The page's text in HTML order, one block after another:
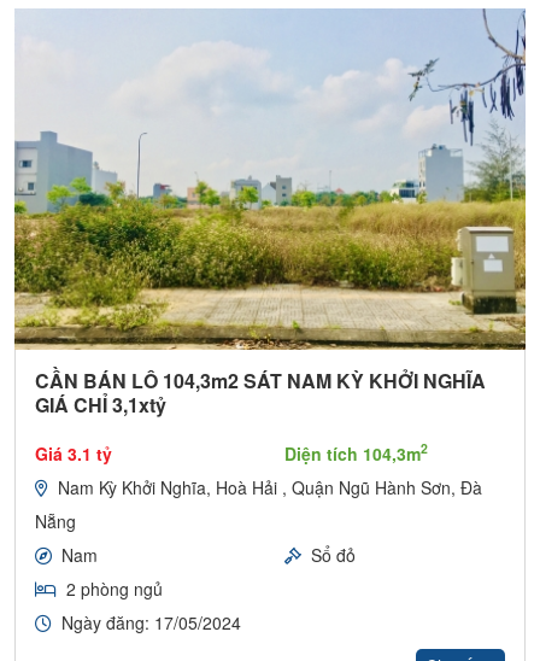
CẦN BÁN LÔ 104,3m2 SÁT NAM KỲ KHỞI NGHĨA
GIÁ CHỈ 3,1xtỷ
Giá 3.1 tỷ Diện tích 104,3m2
Nam Kỳ Khởi Nghĩa, Hoà Hải , Quận Ngũ Hành Sơn, Đà
Nẵng
Nam
Sổ đỏ
2 phòng ngủ
Ngày đăng: 17/05/2024